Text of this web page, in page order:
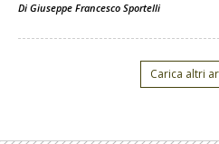
Di Giuseppe Francesco Sportelli
Carica altri